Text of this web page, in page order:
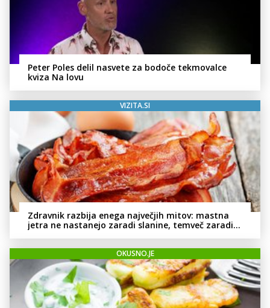
Peter Poles delil nasvete za bodoče tekmovalce
kviza Na lovu
VIZITA.SI
Zdravnik razbija enega največjih mitov: mastna
jetra ne nastanejo zaradi slanine, temveč zaradi
OKUSNO.JE